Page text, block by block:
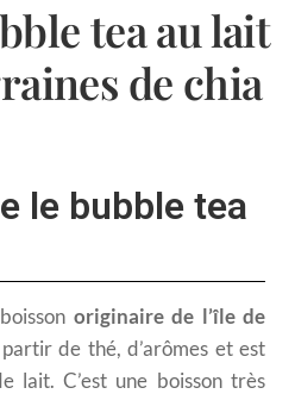
tea au lait
de chia
le bubble tea
originaire de l’île de
de thé, d’arômes et est
lait. C’est une boisson très